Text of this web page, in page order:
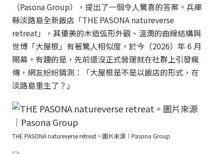
（Pasona Group），提出了一個令人驚喜的答案。兵庫
縣淡路島全新飯店「THE PASONA natureverse
retreat」，其優美的木造弧形外觀、溫潤的曲線結構與
世博「大屋根」有著驚人相似度，於今（2026）年 6 月
開幕。有趣的是，先前還沒正式營運就在社群上引發瘋
傳，網友紛紛猜測：「大屋根是不是以飯店的形式，在
淡路島重生了？」
THE PASONA natureverse retreat。圖片來源｜Pasona Group